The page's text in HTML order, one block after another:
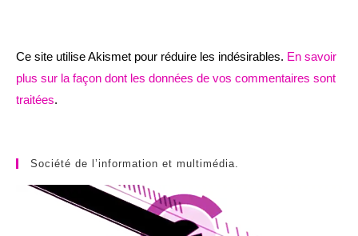
Ce site utilise Akismet pour réduire les indésirables. En savoir
plus sur la façon dont les données de vos commentaires sont
traitées.
Société de l’information et multimédia.